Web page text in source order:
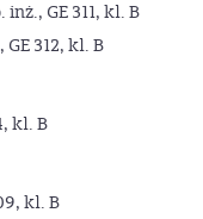
GE 311, kl. B
312, kl. B
kl. B
kl. B